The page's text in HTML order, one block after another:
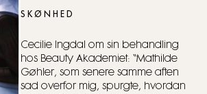
SKØNHED
Cecilie Ingdal om sin behandling
hos Beauty Akademiet: “Mathilde
Gøhler, som senere samme aften
sad overfor mig, spurgte, hvordan